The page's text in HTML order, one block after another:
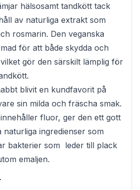
hälsosamt tandkött tack
av naturliga extrakt som
rosmarin. Den veganska
för att både skydda och
gör den särskilt lämplig för
blivit en kundfavorit på
sin milda och fräscha smak.
fluor, ger den ett gott
naturliga ingredienser som
bakterier som leder till plack
emaljen.